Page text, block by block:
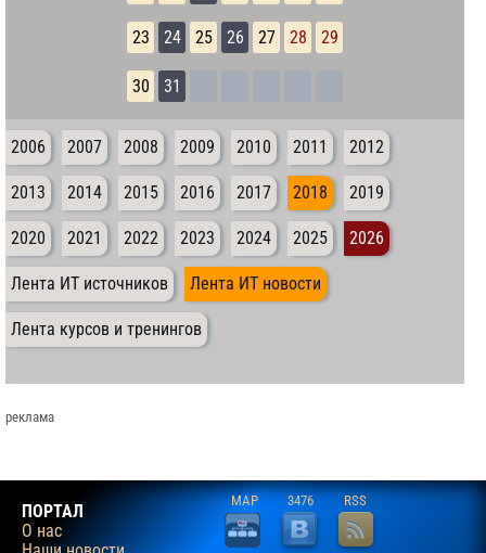
23 24 25 26 27 28 29
30 31
2006 2007 2008 2009 2010 2011 2012
2013 2014 2015 2016 2017 2018 2019
2020 2021 2022 2023 2024 2025 2026
Лента ИТ источников Лента ИТ новости
Лента курсов и тренингов
реклама
ПОРТАЛ
О нас
MAP 3476 RSS